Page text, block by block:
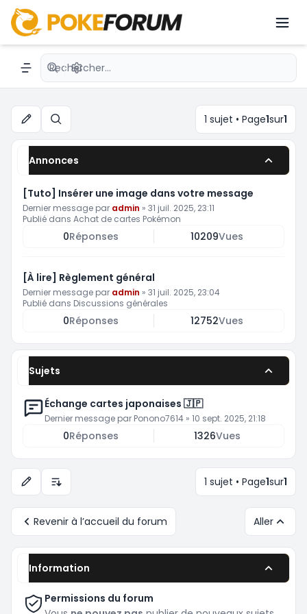
Échange de cartes Pokémon
Navigation menu
Recherche avancée
Rechercher 1 sujet • Page1sur1
Annonces
[Tuto] Insérer une image dans votre message
Dernier message par admin » 31 juil. 2025, 23:11
Publié dans Achat de cartes Pokémon
0Réponses 10209Vues
[À lire] Règlement général
Dernier message par admin » 31 juil. 2025, 23:04
Publié dans Discussions générales
0Réponses 12752Vues
Sujets
Échange cartes japonaises 🇯🇵
Dernier message par Ponono7614 » 10 sept. 2025, 21:18
0Réponses 1326Vues
Options d’affichage et de tri 1 sujet • Page1sur1
Revenir à l’accueil du forum Aller
Information
Permissions du forum